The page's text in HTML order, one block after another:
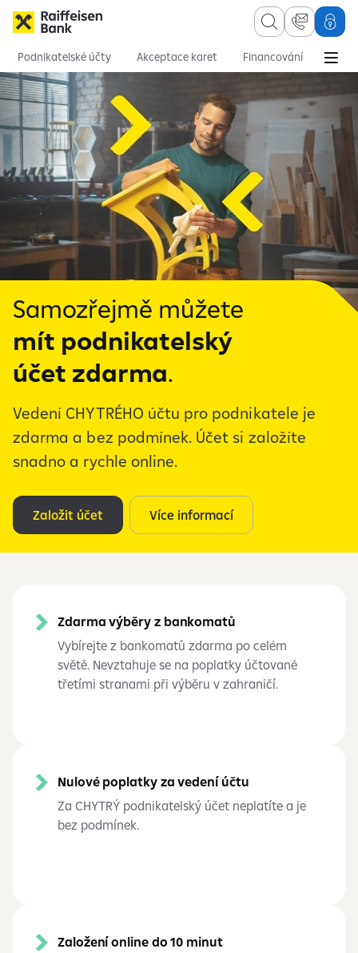
Podnikatelské účty Akceptace karet
Financování
Pojištění
Podnikatelé a malé firmy
Účty a platební styk Chytrý účet pro
Samozřejmě můžete
mít podnikatelský
účet zdarma.
Vedení CHYTRÉHO účtu pro podnikatele je
zdarma a bez podmínek. Účet si založíte
snadno a rychle online.
Založit účet Více informací
Zdarma výběry z bankomatů
Vybírejte z bankomatů zdarma po celém
světě. Nevztahuje se na poplatky účtované
třetími stranami při výběru v zahraničí.
Nulové poplatky za vedení účtu
Za CHYTRÝ podnikatelský účet neplatíte a je
bez podmínek.
Založení online do 10 minut